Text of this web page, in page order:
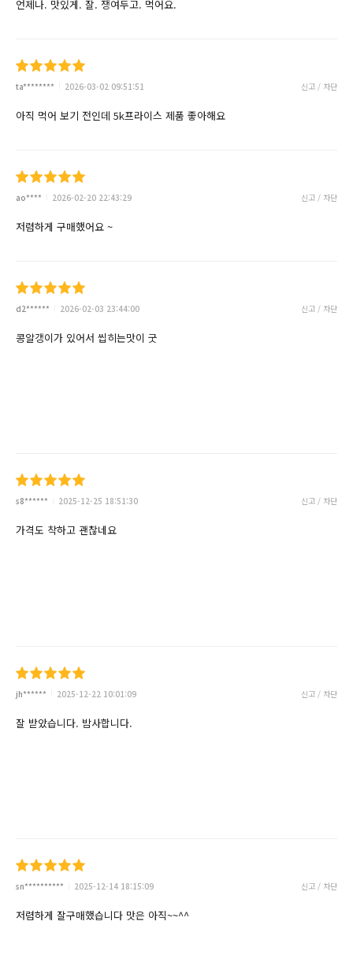
언제나. 맛있게. 잘. 쟁여두고. 먹어요.
ta******** 2026-03-02 09:51:51 신고 / 차단
아직 먹어 보기 전인데 5k프라이스 제품 좋아해요
ao**** 2026-02-20 22:43:29 신고 / 차단
저렴하게 구매했어요 ~
d2****** 2026-02-03 23:44:00 신고 / 차단
콩알갱이가 있어서 씹히는맛이 굿
s8****** 2025-12-25 18:51:30 신고 / 차단
가격도 착하고 괜찮네요
jh****** 2025-12-22 10:01:09 신고 / 차단
잘 받았습니다. 밤사합니다.
sn********** 2025-12-14 18:15:09 신고 / 차단
저렴하게 잘구매했습니다 맛은 아직~~^^